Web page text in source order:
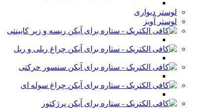
لوستر دیواری
لوستر آویز
ریسه و زیر کابینتی
چراغ ریلی و ریل
سنسور حرکتی
چراغ سوله ای
پرژکتور